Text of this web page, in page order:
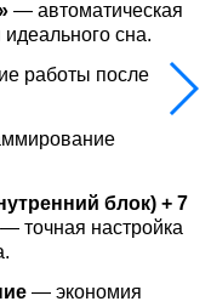
— автоматическая
сна.
работы после
блок) + 7
— точная настройка
— экономия